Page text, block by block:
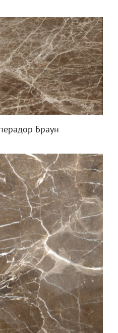
Браун